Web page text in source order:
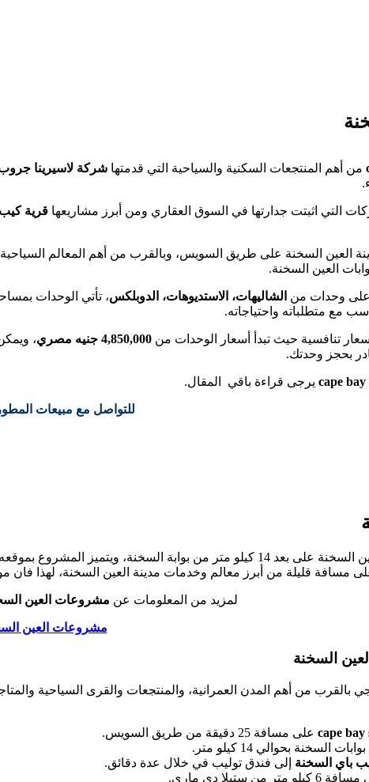
من أهم المنتجعات السكنية والسياحية التي قدمتها شركة لاسيرينا جروب
التي اثبتت جدارتها في السوق العقاري ومن أبرز مشاريعها قرية
العين السخنة على طريق السويس، وبالقرب من أهم المعالم
العين السخنة.
على وحدات من الشاليهات، الاستديوهات، الدوبلكس، تأتي الوحدات
مع متطلباته واحتياجاته.
تنافسية حيث تبدأ أسعار الوحدات من 4,850,000 جنيه مصري ،
بحجز وحدتك.
يرجى قراءة باقي المقال.
للتواصل مع مبيعات
في مدينة العين السخنة على بعد 14 كيلو متر من بوابة
مسافة قليلة من أبرز معالم وخدمات مدينة العين السخنة، لهذا فان
لمزيد من المعلومات عن مشروعات العين
مشروعات العين
السخنة
بالقرب من أهم المدن العمرانية، والمنتجعات والقرى السياحية
على مسافة 25 دقيقة من طريق السويس.
السخنة بحوالي 14 كيلو متر.
باي السخنة إلى فندق توليب في خلال عدة دقائق.
ستيلا دي ماري.